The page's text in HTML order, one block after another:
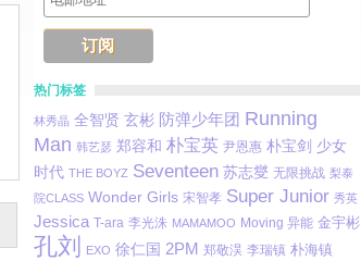
热门标签
林秀晶 全智贤 玄彬 防弹少年团 Running
Man 韩艺瑟 郑容和 朴宝英 尹恩惠 朴宝剑 少女
时代 THE BOYZ Seventeen 苏志燮 无限挑战 梨泰
院CLASS Wonder Girls 宋智孝 Super Junior 秀英
Jessica T-ara 李光洙 MAMAMOO Moving 异能 金宇彬
孔刘 EXO 徐仁国 2PM 郑敬淏 李瑞镇 朴海镇